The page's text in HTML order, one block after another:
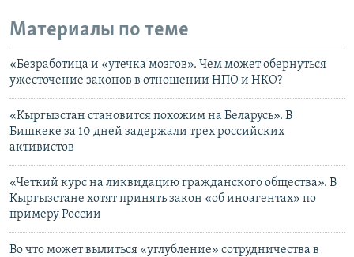
Материалы по теме
«Безработица и «утечка мозгов». Чем может обернуться
ужесточение законов в отношении НПО и НКО?
«Кыргызстан становится похожим на Беларусь». В
Бишкеке за 10 дней задержали трех российских
активистов
«Четкий курс на ликвидацию гражданского общества». В
Кыргызстане хотят принять закон «об иноагентах» по
примеру России
Во что может вылиться «углубление» сотрудничества в